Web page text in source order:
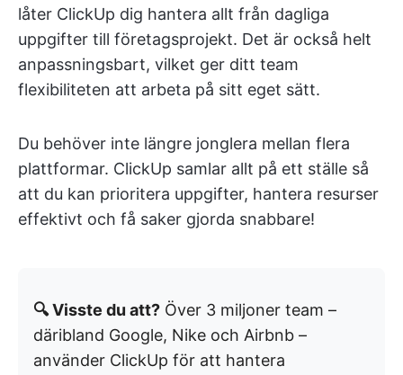
låter ClickUp dig hantera allt från dagliga
uppgifter till företagsprojekt. Det är också helt
anpassningsbart, vilket ger ditt team
flexibiliteten att arbeta på sitt eget sätt.
Du behöver inte längre jonglera mellan flera
plattformar. ClickUp samlar allt på ett ställe så
att du kan prioritera uppgifter, hantera resurser
effektivt och få saker gjorda snabbare!
🔍 Visste du att? Över 3 miljoner team –
däribland Google, Nike och Airbnb –
använder ClickUp för att hantera